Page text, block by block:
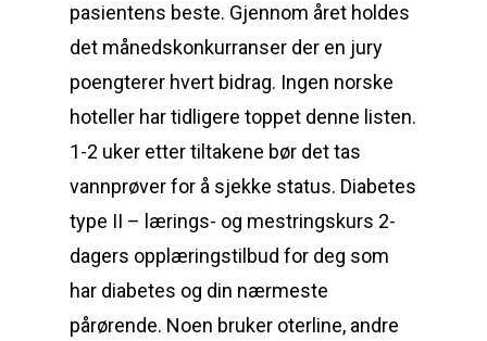
pasientens beste. Gjennom året holdes
det månedskonkurranser der en jury
poengterer hvert bidrag. Ingen norske
hoteller har tidligere toppet denne listen.
1-2 uker etter tiltakene bør det tas
vannprøver for å sjekke status. Diabetes
type II – lærings- og mestringskurs 2-
dagers opplæringstilbud for deg som
har diabetes og din nærmeste
pårørende. Noen bruker oterline, andre